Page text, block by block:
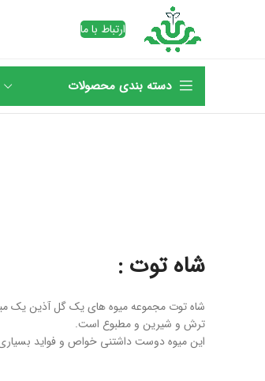
ارتباط با ما
دسته بندی محصولات
شاه توت :
شاه توت مجموعه میوه های یک گل آذین یک
ترش و شیرین و مطبوع است.
این میوه دوست داشتنی خواص و فواید بسیاری